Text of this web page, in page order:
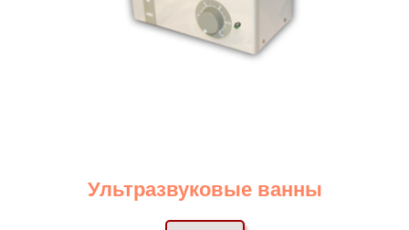
Ультразвуковые ванны